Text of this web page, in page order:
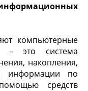
компьютерные
– это система
накопления,
информации по
средств